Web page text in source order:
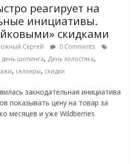
реагирует на
инициативы.
скидками
Сергей
0 Comments
шопинга, День холостяка,
, селлеры, скидки
закнодательная инициатива
показывать цену на товар за
месяцев и уже Wildberries